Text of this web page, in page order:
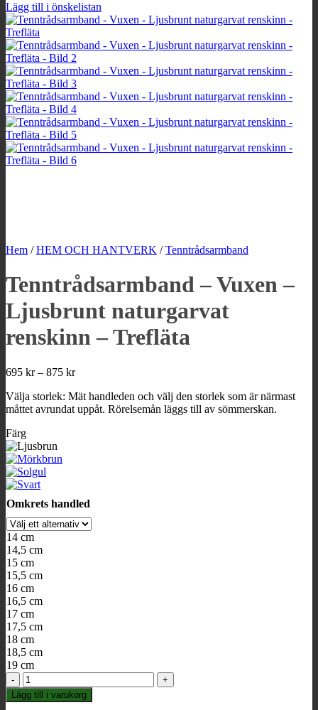
Lägg till i önskelistan
Hem / HEM OCH HANTVERK / Tenntrådsarmband
Tenntrådsarmband – Vuxen –
Ljusbrunt naturgarvat
renskinn – Trefläta
695 kr – 875 krPrisintervall:
till
875 kr
Välja storlek: Mät handleden och välj den storlek som är närmast
måttet avrundat uppåt. Rörelsemån läggs till av sömmerskan.
Färg
Omkrets handled
14 cm
14,5 cm
15 cm
15,5 cm
16 cm
16,5 cm
17 cm
17,5 cm
18 cm
18,5 cm
19 cm
Tenntrådsarmband
-
Vuxen
Lägg till i varukorg